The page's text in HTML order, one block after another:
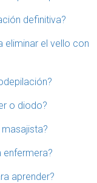
definitiva?
eliminar el vello con
o diodo?
enfermera?
aprender?